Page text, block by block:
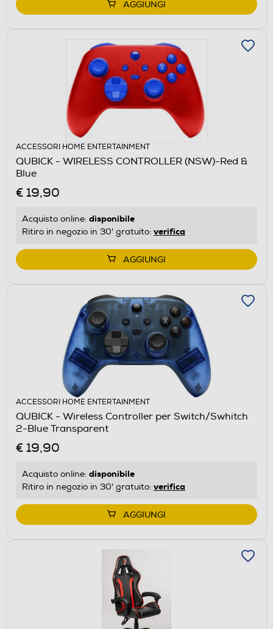
AGGIUNGI
ACCESSORI HOME ENTERTAINMENT
QUBICK - WIRELESS CONTROLLER (NSW)-Red &
Blue
€ 19,90
Acquisto online: disponibile
Ritiro in negozio in 30' gratuito: verifica
AGGIUNGI
ACCESSORI HOME ENTERTAINMENT
QUBICK - Wireless Controller per Switch/Swhitch
2-Blue Transparent
€ 19,90
Acquisto online: disponibile
Ritiro in negozio in 30' gratuito: verifica
AGGIUNGI